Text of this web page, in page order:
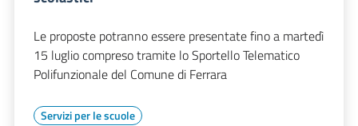
Le proposte potranno essere presentate fino a martedì
15 luglio compreso tramite lo Sportello Telematico
Polifunzionale del Comune di Ferrara
Servizi per le scuole